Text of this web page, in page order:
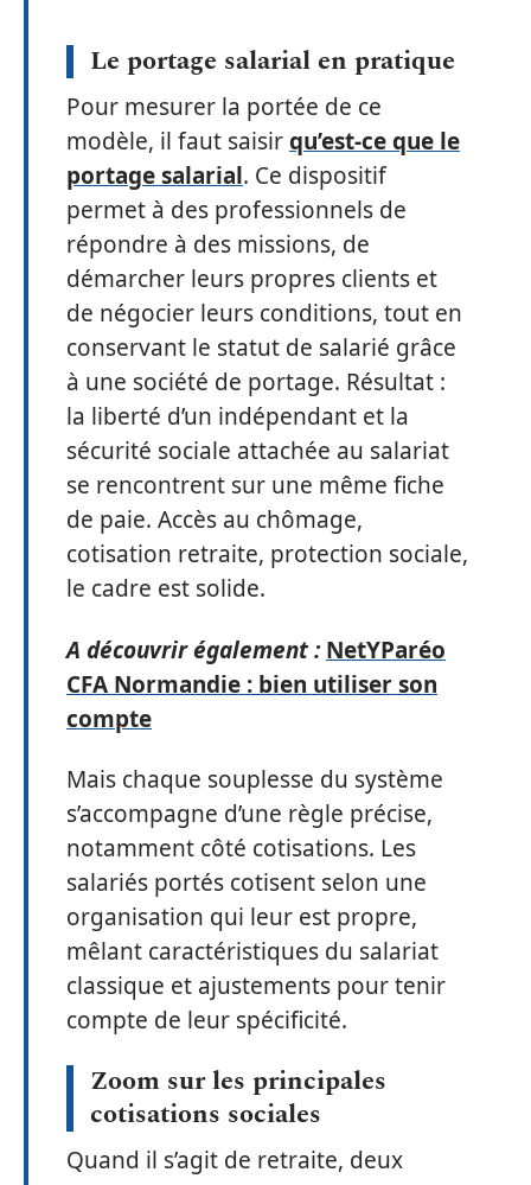
Le portage salarial en pratique
Pour mesurer la portée de ce
modèle, il faut saisirqu’est-ce que le
portage salarial. Ce dispositif
permet à des professionnels de
répondre à des missions, de
démarcher leurs propres clients et
de négocier leurs conditions, tout en
conservant le statut de salarié grâce
à une société de portage. Résultat :
la liberté d’un indépendant et la
sécurité sociale attachée au salariat
se rencontrent sur une même fiche
de paie. Accès au chômage,
cotisation retraite, protection sociale,
le cadre est solide.
A découvrir également : NetYParéo
CFA Normandie : bien utiliser son
compte
Mais chaque souplesse du système
s’accompagne d’une règle précise,
notamment côté cotisations. Les
salariés portés cotisent selon une
organisation qui leur est propre,
mêlant caractéristiques du salariat
classique et ajustements pour tenir
compte de leur spécificité.
Zoom sur les principales
cotisations sociales
Quand il s’agit de retraite, deux